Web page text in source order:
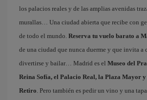
los palacios reales y de las amplias avenidas
murallas… Una ciudad abierta que recibe con
de todo el mundo. Reserva tu vuelo barato a
de una ciudad que nunca duerme y que invita a
divertirse y bailar… Madrid es el Museo del
Reina Sofía, el Palacio Real, la Plaza Mayor
Retiro. Pero también es pedir un vino y una